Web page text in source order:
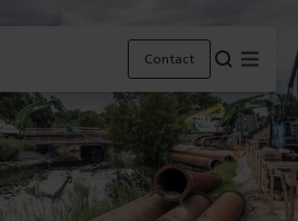
Contact Menu